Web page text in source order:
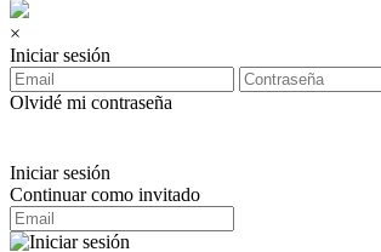
×
Iniciar sesión
Olvidé mi contraseña
Iniciar sesión
Continuar como invitado